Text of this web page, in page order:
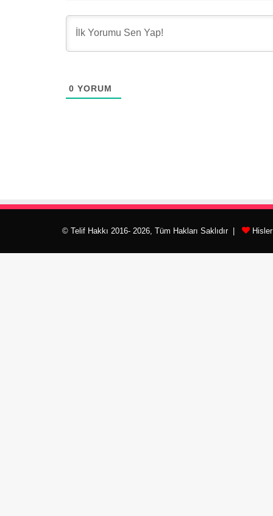
0 YORUM
© Telif Hakkı 2016- 2026, Tüm Hakları Saklıdır |